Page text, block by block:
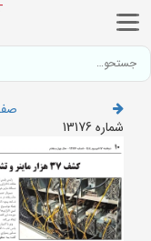
شماره 13176